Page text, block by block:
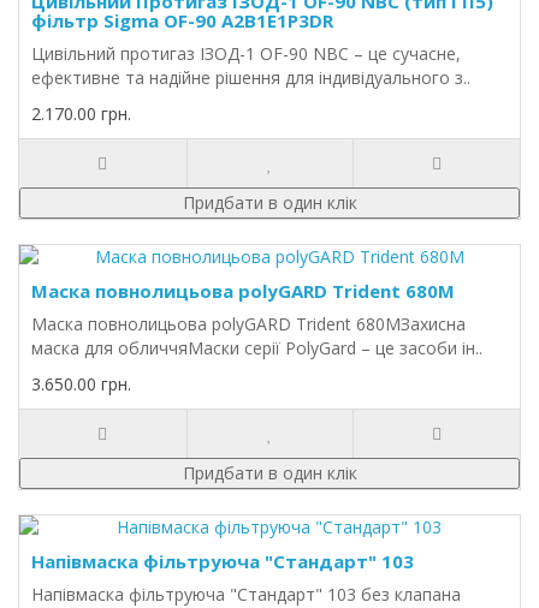
фільтр Sigma OF-90 A2B1E1P3DR
Цивільний протигаз ІЗОД-1 OF-90 NBC – це сучасне,
ефективне та надійне рішення для індивідуального з..
2.170.00 грн.
Придбати в один клік
Маска повнолицьова polyGARD Trident 680M
Маска повнолицьова polyGARD Trident 680MЗахисна
маска для обличчяМаски серії PolyGard – це засоби ін..
3.650.00 грн.
Придбати в один клік
Напівмаска фільтруюча "Стандарт" 103
Напівмаска фільтруюча "Стандарт" 103 без клапана